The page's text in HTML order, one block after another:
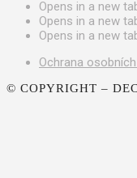
Opens in a new
Opens in a new
Opens in a new
Ochrana
© COPYRIGHT –